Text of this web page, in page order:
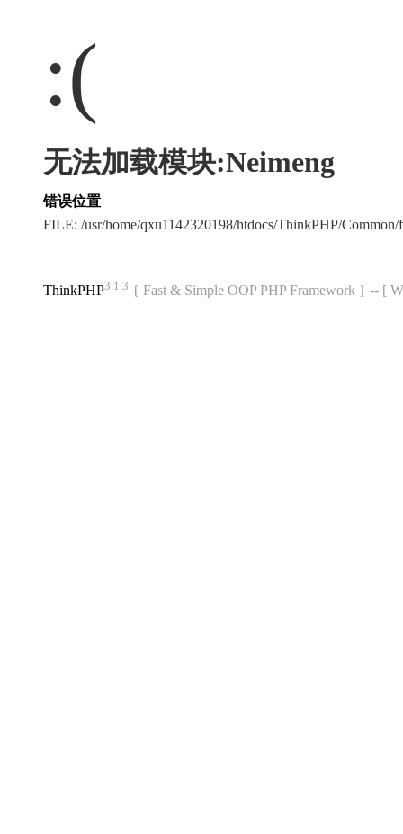
:(
无法加载模块:Neimeng
错误位置
FILE: /usr/home/qxu1142320198/htdocs/ThinkPHP/
ThinkPHP3.1.3 { Fast & Simple OOP PHP Framework } -- [